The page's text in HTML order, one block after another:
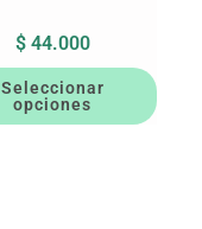
$44.000
Seleccionar
opciones